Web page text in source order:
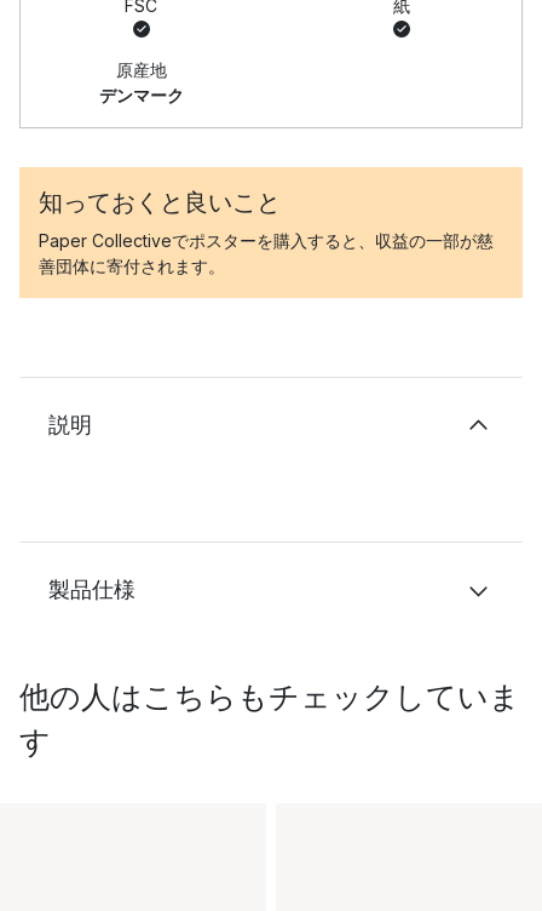
FSC 紙
原産地
デンマーク
知っておくと良いこと
Paper Collectiveでポスターを購入すると、収益の一部が慈
善団体に寄付されます。
説明
製品仕様
他の人はこちらもチェックしていま
す